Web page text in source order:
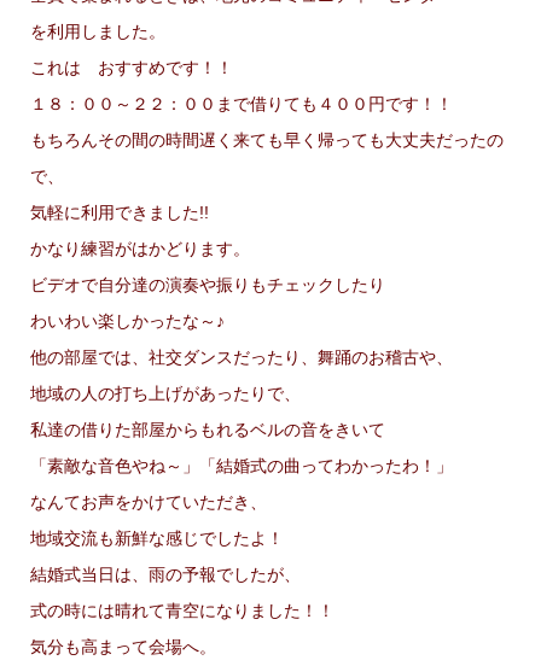
を利用しました。
これは おすすめです！！
１８：００～２２：００まで借りても４００円です！！
もちろんその間の時間遅く来ても早く帰っても大丈夫だったの
で、
気軽に利用できました!!
かなり練習がはかどります。
ビデオで自分達の演奏や振りもチェックしたり
わいわい楽しかったな～♪
他の部屋では、社交ダンスだったり、舞踊のお稽古や、
地域の人の打ち上げがあったりで、
私達の借りた部屋からもれるベルの音をきいて
「素敵な音色やね～」「結婚式の曲ってわかったわ！」
なんてお声をかけていただき、
地域交流も新鮮な感じでしたよ！
結婚式当日は、雨の予報でしたが、
式の時には晴れて青空になりました！！
気分も高まって会場へ。